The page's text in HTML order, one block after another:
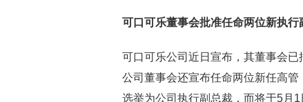
可口可乐董事会批准任命两位新执行
可口可乐公司近日宣布，其董事会
公司董事会还宣布任命两位新任高
选举为公司执行副总裁，而将于5月